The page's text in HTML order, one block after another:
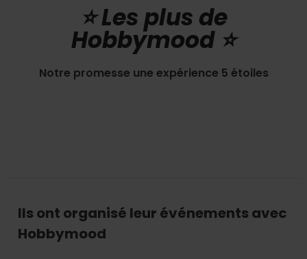
⭐️ Les plus de
Hobbymood ⭐️
Notre promesse une expérience 5 étoiles
Ils ont organisé leur événements avec
Hobbymood